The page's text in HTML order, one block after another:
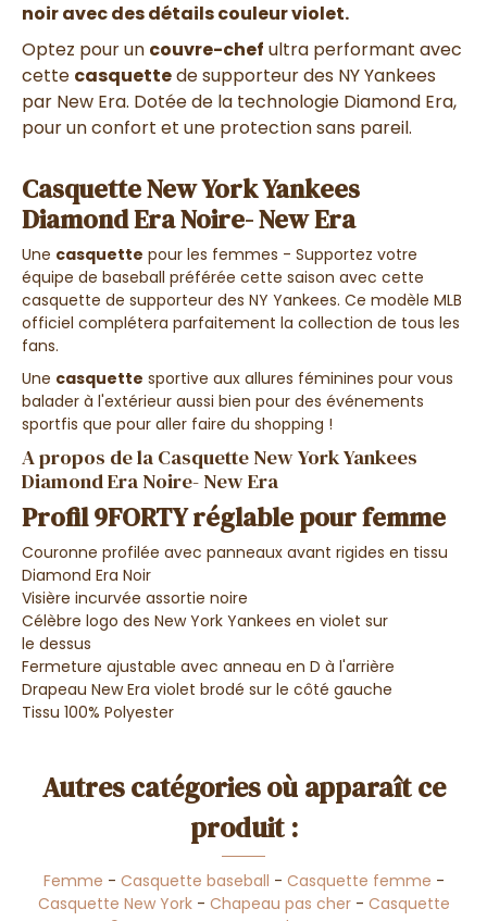
noir avec des détails couleur violet.
Optez pour un couvre-chef ultra performant avec
cette casquettede supporteur des NY Yankees
par New Era. Dotée de la technologie Diamond Era,
pour un confort et une protection sans pareil.
Casquette New York Yankees
Diamond Era Noire- New Era
Une casquette pour les femmes - Supportez votre
équipe de baseball préférée cette saison avec cette
casquette de supporteur des NY Yankees. Ce modèle MLB
officiel complétera parfaitement la collection de tous les
fans.
Une casquette sportive aux allures féminines pour vous
balader à l'extérieur aussi bien pour des événements
sportfis que pour aller faire du shopping !
A propos de la Casquette New York Yankees
Diamond Era Noire- New Era
Profil 9FORTY réglable pour femme
Couronne profilée avec panneaux avant rigides en tissu
Diamond Era Noir
Visière incurvée assortie noire
Célèbre logo des New York Yankees en violet sur
le dessus
Fermeture ajustable avec anneau en D à l'arrière
Drapeau New Era violet brodé sur le côté gauche
Tissu 100% Polyester
Autres catégories où apparaît ce
produit :
Femme - Casquette baseball - Casquette femme -
Casquette New York- Chapeau pas cher- Casquette